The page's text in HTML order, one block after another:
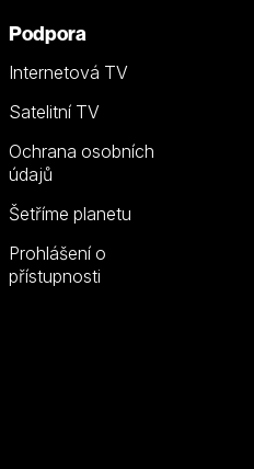
Podpora
Internetová TV
Satelitní TV
Ochrana osobních
údajů
Šetříme planetu
Prohlášení o
přístupnosti